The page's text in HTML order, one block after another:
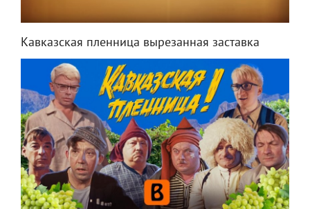
Кавказская пленница вырезанная заставка